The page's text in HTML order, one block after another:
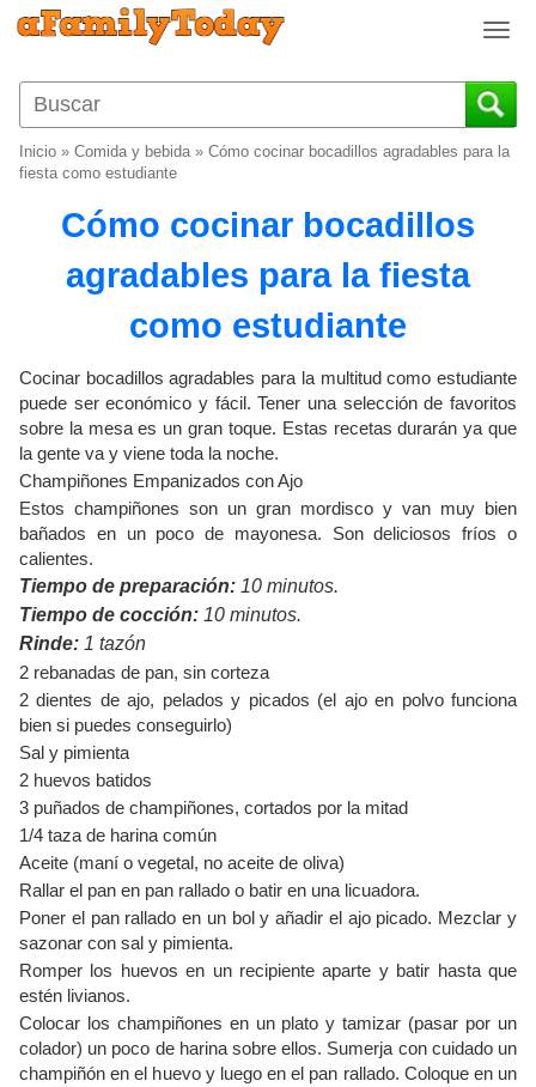
T
g
g
i
o
n
Inicio » Comida y bebida» Cómo cocinar bocadillos agradables para la
fiesta como estudiante
Cómo cocinar bocadillos
agradables para la fiesta
como estudiante
Cocinar bocadillos agradables para la multitud como estudiante
puede ser económico y fácil. Tener una selección de favoritos
sobre la mesa es un gran toque. Estas recetas durarán ya que
la gente va y viene toda la noche.
Champiñones Empanizados con Ajo
Estos champiñones son un gran mordisco y van muy bien
bañados en un poco de mayonesa. Son deliciosos fríos o
calientes.
Tiempo de preparación: 10 minutos.
Tiempo de cocción: 10 minutos.
Rinde: 1 tazón
2 rebanadas de pan, sin corteza
2 dientes de ajo, pelados y picados (el ajo en polvo funciona
bien si puedes conseguirlo)
Sal y pimienta
2 huevos batidos
3 puñados de champiñones, cortados por la mitad
1/4 taza de harina común
Aceite (maní o vegetal, no aceite de oliva)
Rallar el pan en pan rallado o batir en una licuadora.
Poner el pan rallado en un bol y añadir el ajo picado. Mezclar y
sazonar con sal y pimienta.
Romper los huevos en un recipiente aparte y batir hasta que
estén livianos.
Colocar los champiñones en un plato y tamizar (pasar por un
colador) un poco de harina sobre ellos. Sumerja con cuidado un
champiñón en el huevo y luego en el pan rallado. Coloque en un